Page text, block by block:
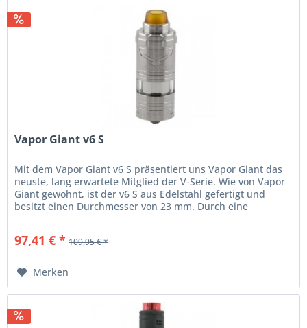
Vapor Giant v6 S
Mit dem Vapor Giant v6 S präsentiert uns Vapor Giant das
neuste, lang erwartete Mitglied der V-Serie. Wie von Vapor
Giant gewohnt, ist der v6 S aus Edelstahl gefertigt und
besitzt einen Durchmesser von 23 mm. Durch eine
97,41 € * 109,95 € *
Merken